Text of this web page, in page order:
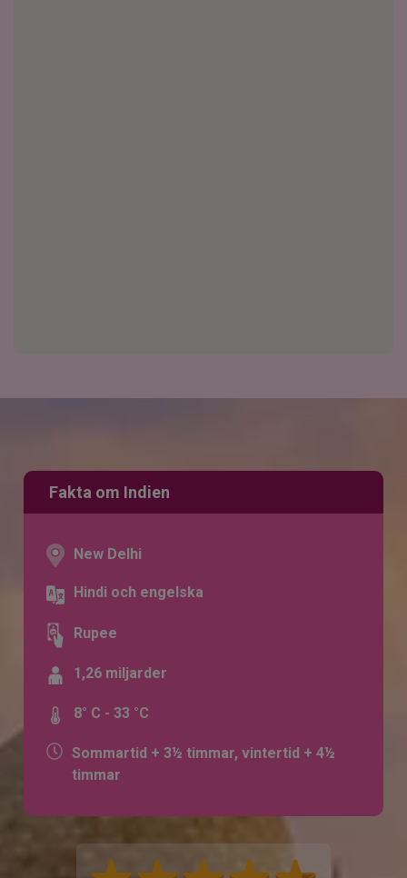
Fakta om Indien
New Delhi
Hindi och engelska
Rupee
1,26 miljarder
8° C - 33 °C
Sommartid + 3½ timmar, vintertid + 4½
timmar